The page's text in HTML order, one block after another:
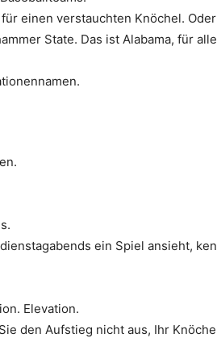
einen verstauchten Knöchel.
State. Das ist Alabama, für
ein Spiel ansieht,
Elevation.
den Aufstieg nicht aus, Ihr